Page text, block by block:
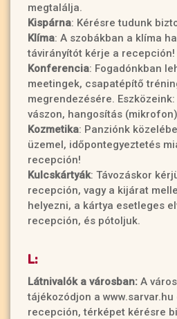
megtalálja.
Kispárna: Kérésre tudunk
Klíma: A szobákban a klíma
távirányítót kérje a recepción!
Konferencia: Fogadónkban
meetingek, csapatépítő
megrendezésére.
vászon, hangosítás
Kozmetika: Panziónk
üzemel, időpontegyeztetés
recepción!
Kulcskártyák: Távozáskor
recepción, vagy a kijárat
helyezni, a kártya esetleges
recepción, és pótoljuk.
L:
Látnivalók a városban: A
tájékozódjon a www.sarvar.hu
recepción, térképet kérésre